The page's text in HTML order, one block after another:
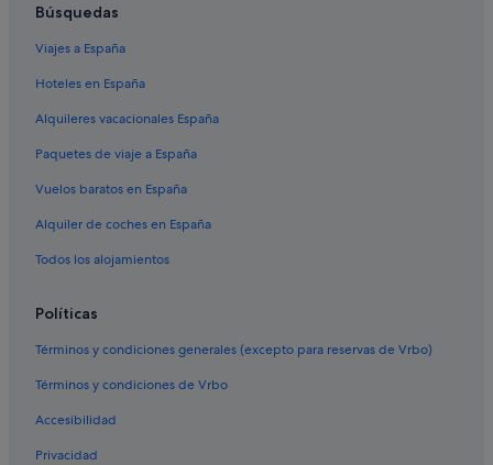
Faubourg hoteles
Hoteles para ir de compras en Nimes
Búsquedas
Viajes a España
Hoteles en España
Alquileres vacacionales España
Paquetes de viaje a España
Vuelos baratos en España
Alquiler de coches en España
Todos los alojamientos
Políticas
Términos y condiciones generales (excepto para reservas de Vrbo)
Términos y condiciones de Vrbo
Accesibilidad
Privacidad